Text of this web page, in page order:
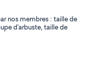
nos membres : taille de
d'arbuste, taille de